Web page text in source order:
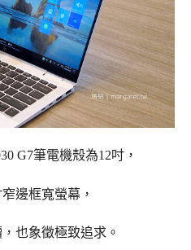
G7筆電機殼為12吋，
窄邊框寬螢幕，
也象徵極致追求。